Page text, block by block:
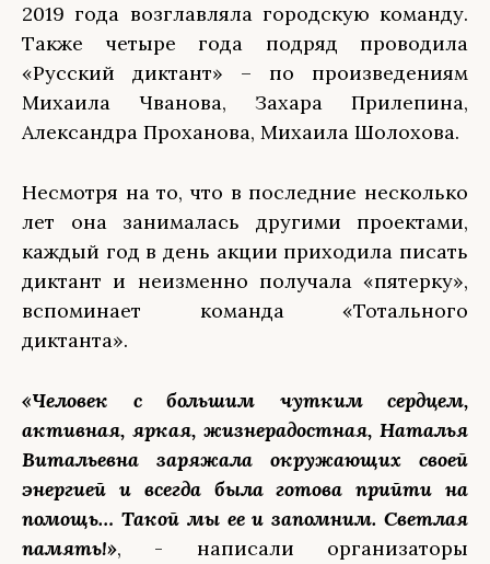
2019 года возглавляла городскую команду.
Также четыре года подряд проводила
«Русский диктант» – по произведениям
Михаила Чванова, Захара Прилепина,
Александра Проханова, Михаила Шолохова.
Несмотря на то, что в последние несколько
лет она занималась другими проектами,
каждый год в день акции приходила писать
диктант и неизменно получала «пятерку»,
вспоминает команда «Тотального
диктанта».
«Человек с большим чутким сердцем,
активная, яркая, жизнерадостная, Наталья
Витальевна заряжала окружающих своей
энергией и всегда была готова прийти на
помощь… Такой мы ее и запомним. Светлая
память!», - написали организаторы